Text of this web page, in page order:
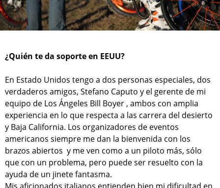
¿Quién te da soporte en EEUU?
En Estado Unidos tengo a dos personas especiales, dos
verdaderos amigos, Stefano Caputo y el gerente de mi
equipo de Los Ángeles Bill Boyer , ambos con amplia
experiencia en lo que respecta a las carrera del desierto
y Baja California. Los organizadores de eventos
americanos siempre me dan la bienvenida con los
brazos abiertos y me ven como a un piloto más, sólo
que con un problema, pero puede ser resuelto con la
ayuda de un jinete fantasma.